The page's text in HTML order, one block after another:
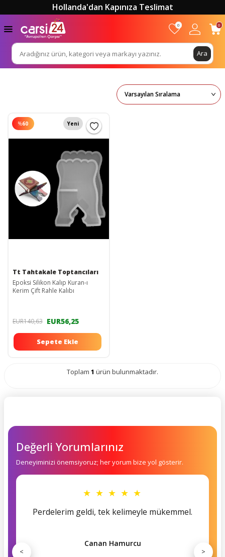
Hollanda'dan Kapınıza Teslimat
Ara
0 0
%60 Yeni
Tt Tahtakale Toptancıları
Epoksi Silikon Kalıp Kuran-ı
Kerim Çift Rahle Kalıbı
EUR140,63 EUR56,25
Sepete Ekle
Toplam 1 ürün bulunmaktadır.
Değerli Yorumlarınız
Deneyiminizi önemsiyoruz; her yorum bize yol gösterir.
★ ★ ★ ★ ★
Perdelerim geldi, tek kelimeyle mükemmel.
Canan Hamurcu
< >